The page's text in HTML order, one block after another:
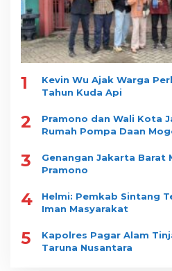
1
Kevin Wu Ajak Warga
Tahun Kuda Api
2
Pramono dan Wali Kota
Rumah Pompa Daan
3
Genangan Jakarta Barat
Pramono
4
Helmi: Pemkab Sintang
Iman Masyarakat
5
Kapolres Pagar Alam
Taruna Nusantara